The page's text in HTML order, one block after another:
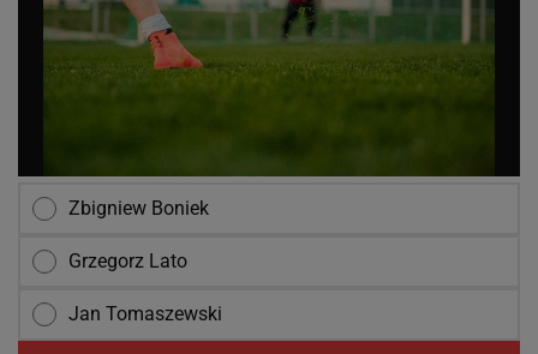
Zbigniew Boniek
Grzegorz Lato
Jan Tomaszewski